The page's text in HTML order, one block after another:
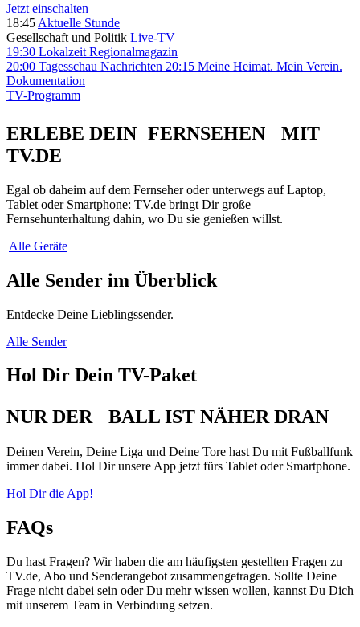
Jetzt einschalten
18:45 Aktuelle Stunde
Gesellschaft und Politik Live-TV
19:30 Lokalzeit Regionalmagazin
20:00 Tagesschau Nachrichten 20:15 Meine Heimat. Mein Verein.
Dokumentation
TV-Programm
ERLEBE DEIN FERNSEHEN MIT
TV.DE
Egal ob daheim auf dem Fernseher oder unterwegs auf Laptop,
Tablet oder Smartphone: TV.de bringt Dir große
Fernsehunterhaltung dahin, wo Du sie genießen willst.
Alle Geräte
Alle Sender im Überblick
Entdecke Deine Lieblingssender.
Alle Sender
Hol Dir Dein TV-Paket
NUR DER BALL IST NÄHER DRAN
Deinen Verein, Deine Liga und Deine Tore hast Du mit Fußballfunk
immer dabei. Hol Dir unsere App jetzt fürs Tablet oder Smartphone.
Hol Dir die App!
FAQs
Du hast Fragen? Wir haben die am häufigsten gestellten Fragen zu
TV.de, Abo und Senderangebot zusammengetragen. Sollte Deine
Frage nicht dabei sein oder Du mehr wissen wollen, kannst Du Dich
mit unserem Team in Verbindung setzen.